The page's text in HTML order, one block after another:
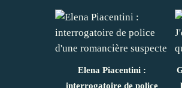
Elena Piacentini :
interrogatoire de police